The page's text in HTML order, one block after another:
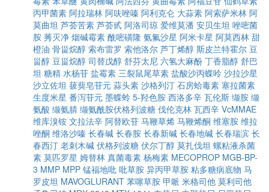
丙甲菌素 阿拉瑞林 阿呋唑嗪 阿利克仑 大蒜素 阿索萨米林 阿
莫曲坦 芦荟苦素 芦荟甙 阿洛司琼 爱维莫潘 安贝生坦 唑嘧菌
胺 莠灭净 烟碱霉素 酰嘧磺隆 氨氟沙星 阿米卡星 阿莫西林 甜
橙油 骨甾烷醇 索布雷罗 索他洛尔 芦丁烯醇 斯皮兰特霍尔 豆
甾醇 豆甾烷醇 司替戊醇 舒芬太尼 六氢大麻酚 丁香脂醇 舒巴
坦 糖精 水杨苷 盐霉素 三裂鼠尾草素 盐酸沙丙蝶呤 沙拉沙星
沙立佐坦 菝葜皂苷元 蒜头素 沙格列汀 石房蛤毒素 塞拉菌素
生度米星 番泻苷元 墨蝶蛉 5-羟色胺 西洛多辛 瓦伦斯 缬胺 缬
氨酸 缬氨腈 缬氨酰胺伏格列波糖 伐伦克林 瓦西辛 VcMMAE
维库溴铵 文拉法辛 阿替欧苷 马鞭草烯 马鞭烯酮 维塞胺 维拉
唑酮 维洛沙嗪 长春碱 长春胺 长春新碱 长春地碱 长春瑞滨 长
春西汀 老刺木碱 伏格列波糖 伏尔丁醇 莫扎伐坦 螺粘液杀菌
素 莫匹罗星 姆替林 真菌毒素 杨梅素 MECOPROP MGB-BP-
3 MMP MPP 锰福地吡 吡草胺 异丙甲草胺 粘多糖病底物 马
罗皮坦 MAVOGLURANT 苯噻草胺 甲哌 米格司他 莫利司他